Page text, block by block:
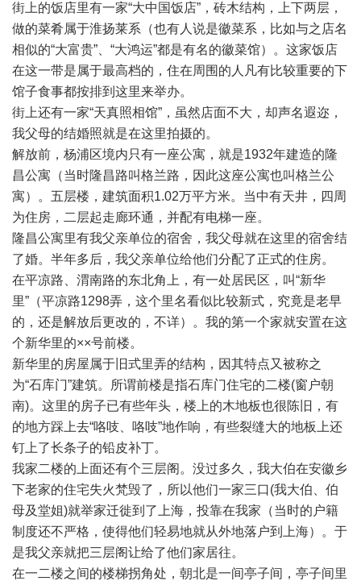
街上的饭店里有一家“大中国饭店”，砖木结构，上下两层，
做的菜肴属于淮扬莱系（也有人说是徽菜系，比如与之店名
相似的“大富贵”、“大鸿运”都是有名的徽菜馆）。这家饭店
在这一带是属于最高档的，住在周围的人凡有比较重要的下
馆子食事都按排到这里来举办。
街上还有一家“天真照相馆”，虽然店面不大，却声名遐迩，
我父母的结婚照就是在这里拍摄的。
解放前，杨浦区境内只有一座公寓，就是1932年建造的隆
昌公寓（当时隆昌路叫格兰路，因此这座公寓也叫格兰公
寓）。五层楼，建筑面积1.02万平方米。当中有天井，四周
为住房，二层起走廊环通，并配有电梯一座。
隆昌公寓里有我父亲单位的宿舍，我父母就在这里的宿舍结
了婚。半年多后，我父亲单位给他们分配了正式的住房。
在平凉路、渭南路的东北角上，有一处居民区，叫“新华
里”（平凉路1298弄，这个里名看似比较新式，究竟是老早
的，还是解放后更改的，不详）。我的第一个家就安置在这
个新华里的××号前楼。
新华里的房屋属于旧式里弄的结构，因其特点又被称之
为“石库门”建筑。所谓前楼是指石库门住宅的二楼(窗户朝
南)。这里的房子已有些年头，楼上的木地板也很陈旧，有
的地方踩上去“咯吱、咯吱”地作响，有些裂缝大的地板上还
钉上了长条子的铅皮补丁。
我家二楼的上面还有个三层阁。没过多久，我大伯在安徽乡
下老家的住宅失火梵毁了，所以他们一家三口(我大伯、伯
母及堂姐)就举家迁徙到了上海，投靠在我家（当时的户籍
制度还不严格，使得他们轻易地就从外地落户到上海）。于
是我父亲就把三层阁让给了他们家居往。
在一二楼之间的楼梯拐角处，朝北是一间亭子间，亭子间里